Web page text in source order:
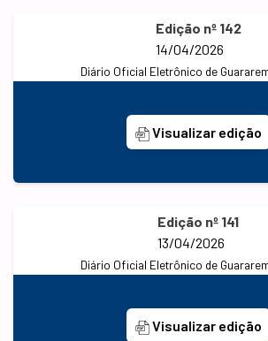
Edição nº 142
14/04/2026
Diário Oficial Eletrônico de
Visualizar edição
Edição nº 141
13/04/2026
Diário Oficial Eletrônico de
Visualizar edição